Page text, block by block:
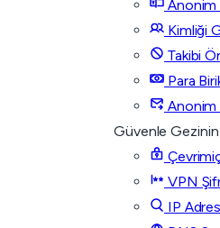
Anonim
Kimliği
Takibi
Para
Güvenle Gezinin
VPN
IP